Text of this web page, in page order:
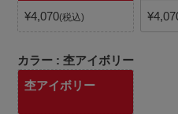
¥4,070 税込 ¥
カラー
杢アイボリー
杢アイボリー